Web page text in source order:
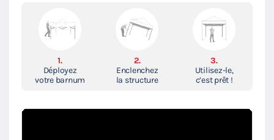
1.
Déployez
votre barnum
2.
Enclenchez
la structure
3.
Utilisez-le,
c’est prêt !